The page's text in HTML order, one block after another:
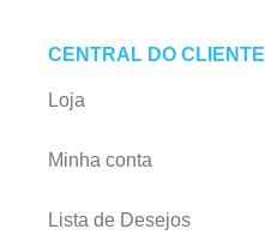
CENTRAL DO CLIENTE
Loja
Minha conta
Lista de Desejos